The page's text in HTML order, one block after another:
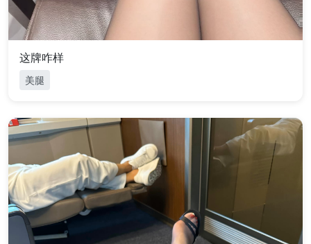
这牌咋样
美腿